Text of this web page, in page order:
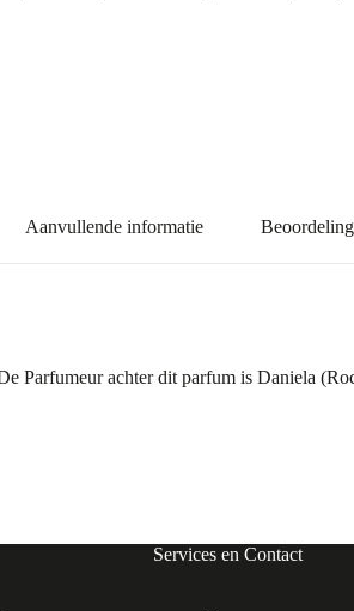
Aanvullende informatie
Parfumeur achter dit parfum is Daniela
Services en Contact